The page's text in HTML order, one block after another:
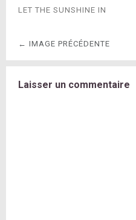
LET THE SUNSHINE IN
← IMAGE PRÉCÉDENTE
Laisser un commentaire